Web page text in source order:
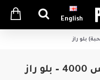
English
سحبة رايب فيبز بالم بلس 4000 – بلو راز